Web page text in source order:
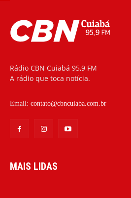
Rádio CBN Cuiabá 95,9 FM
A rádio que toca notícia.
Email: contato@cbncuiaba.com.br
MAIS LIDAS